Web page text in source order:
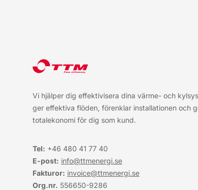
Vi hjälper dig effektivisera dina värme- och
ger effektiva flöden, förenklar installationen och
totalekonomi för dig som kund.
Tel: +46 480 41 77 40
E-post: info@ttmenergi.se
Fakturor: invoice@ttmenergi.se
Org.nr. 556650-9286